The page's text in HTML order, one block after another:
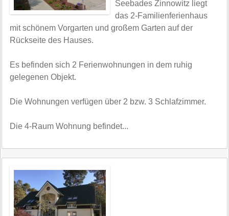
Seebades Zinnowitz liegt
das 2-Familienferienhaus
mit schönem Vorgarten und großem Garten auf der
Rückseite des Hauses.
Es befinden sich 2 Ferienwohnungen in dem ruhig
gelegenen Objekt.
Die Wohnungen verfügen über 2 bzw. 3 Schlafzimmer.
Die 4-Raum Wohnung befindet...